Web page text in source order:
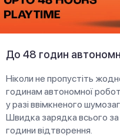
До 48 годин
Ніколи не пропустіть
годинам автономної
у разі ввімкненого
Швидка зарядка всього
години відтворення.